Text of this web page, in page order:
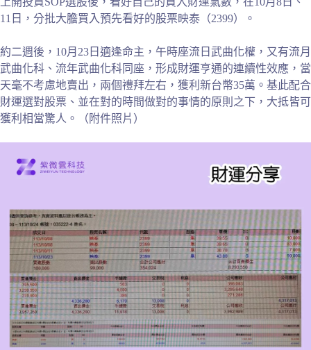
11日，分批大膽買入預先看好的股票映泰（2399）。
約二週後，10月23日適逢命主，午時座流日武曲化權，又有流月
武曲化科、流年武曲化科同座，形成財運亨通的連續性效應，當
天毫不考慮地賣出，兩個禮拜左右，獲利新台幣35萬。基此配合
財運選對股票、並在對的時間做對的事情的原則之下，大抵皆可
獲利相當驚人。（附件照片）